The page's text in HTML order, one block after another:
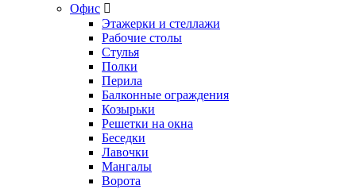
Офис
Этажерки и стеллажи
Рабочие столы
Стулья
Полки
Перила
Балконные ограждения
Козырьки
Решетки на окна
Беседки
Лавочки
Мангалы
Ворота